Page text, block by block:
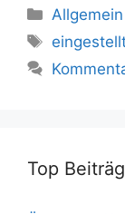
Kategorien
Allgemein
Top